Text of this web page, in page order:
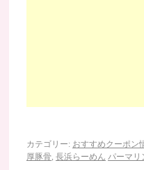
カテゴリー: おすすめクーポン
厚豚骨, 長浜らーめん パーマリ